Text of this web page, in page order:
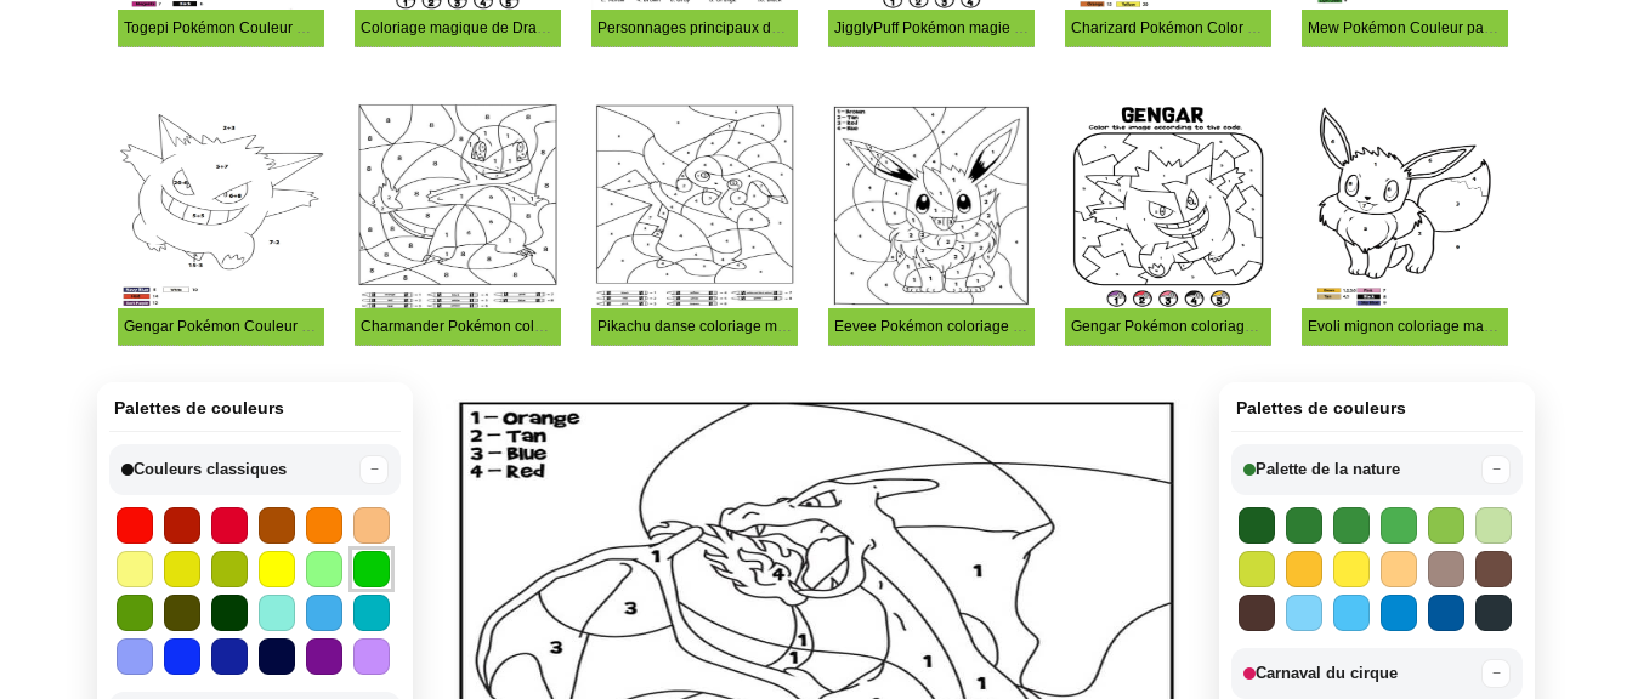
Togepi Pokémon Couleur par Mathématiques Simples Coloriage magique de Dracaufeu Personnages principaux de Pokémon coloriage magique JigglyPuff Pokémon magie de coloriage Charizard Pokémon Color par Multiplication Mew Pokémon Couleur par Division
Gengar Pokémon Couleur par Mathématiques Simples Charmander Pokémon coloriage magique Pikachu danse coloriage magique Eevee Pokémon coloriage magique Gengar Pokémon coloriage magique Evoli mignon coloriage magique
Palettes de couleurs
Couleurs classiques −
Palettes de couleurs
Palette de la nature −
Carnaval du cirque −